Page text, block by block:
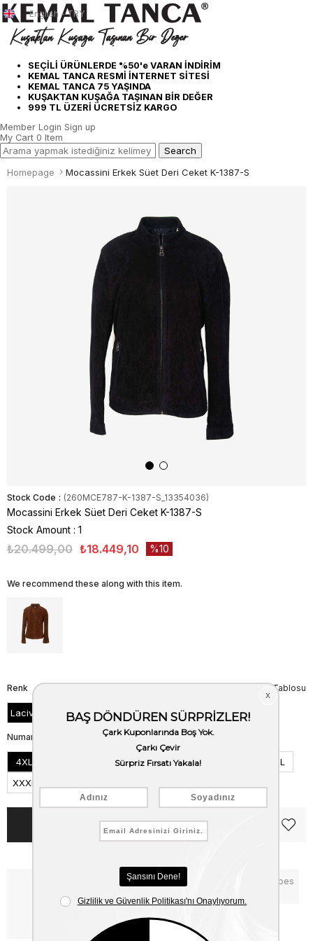
SEÇİLİ ÜRÜNLERDE %50'e VARAN İNDİRİM
KEMAL TANCA RESMİ İNTERNET SİTESİ
KEMAL TANCA 75 YAŞINDA
KUŞAKTAN KUŞAĞA TAŞINAN BİR DEĞER
999 TL ÜZERİ ÜCRETSİZ KARGO
English - TRY
Member Login Sign up
My Cart 0 Item
Homepage Mocassini Erkek Süet Deri Ceket K-1387-S
Stock Code (260MCE787-K-1387-S_13354036)
Mocassini Erkek Süet Deri Ceket K-1387-S
Stock Amount : 1
₺20.499,00 ₺18.449,10 10
We recommend these along with this item.
Beden Tablosu
Renk
Lacivert
Numara
4XL 6XL L M
XXL
XXXL
Notify me when the price goes
Free Shipping